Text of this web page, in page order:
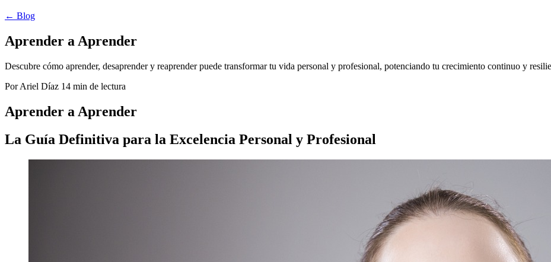
← Blog
Aprender a Aprender
Descubre cómo aprender, desaprender y reaprender puede transformar tu vida personal y profesional, potenciando tu crecimiento continuo y
Por Ariel Díaz 14 min de lectura
Aprender a Aprender
La Guía Definitiva para la Excelencia Personal y Profesional